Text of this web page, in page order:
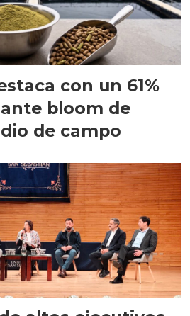
con un 61%
bloom de
de campo